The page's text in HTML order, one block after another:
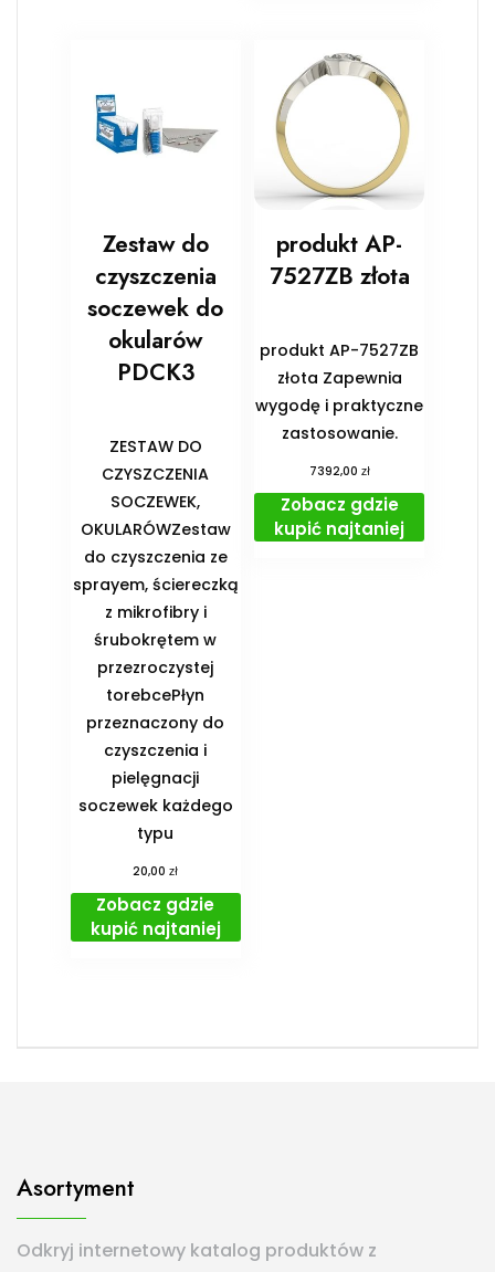
Zestaw do
czyszczenia
soczewek do
okularów
PDCK3
ZESTAW DO
CZYSZCZENIA
SOCZEWEK,
OKULARÓWZestaw
do czyszczenia ze
sprayem, ściereczką
z mikrofibry i
śrubokrętem w
przezroczystej
torebcePłyn
przeznaczony do
czyszczenia i
pielęgnacji
soczewek każdego
typu
20,00zł
Zobacz gdzie
kupić najtaniej
produkt AP-
7527ZB złota
produkt AP-7527ZB
złota Zapewnia
wygodę i praktyczne
zastosowanie.
7392,00 zł
Zobacz gdzie
kupić najtaniej
Asortyment
Odkryj internetowy katalog produktów z